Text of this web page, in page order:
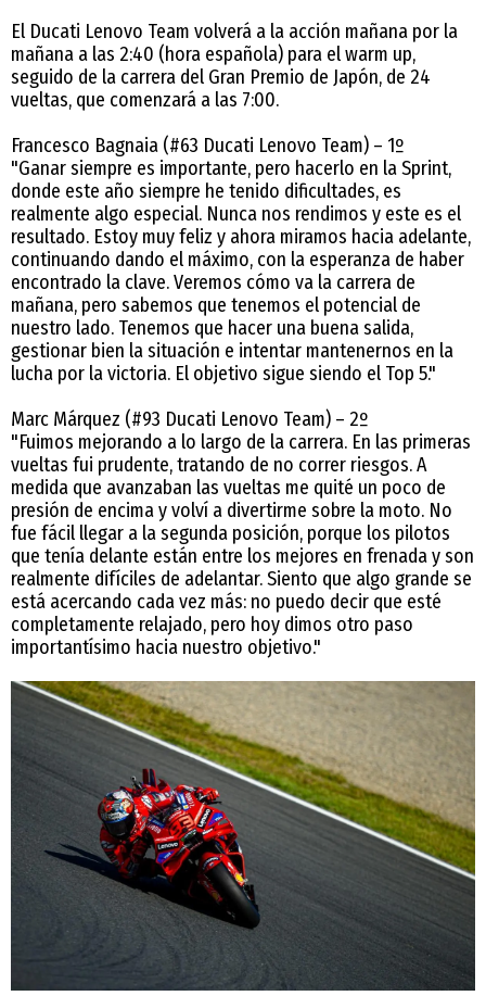
El Ducati Lenovo Team volverá a la acción mañana por la
mañana a las 2:40 (hora española) para el warm up,
seguido de la carrera del Gran Premio de Japón, de 24
vueltas, que comenzará a las 7:00.
Francesco Bagnaia (#63 Ducati Lenovo Team) – 1º
"Ganar siempre es importante, pero hacerlo en la Sprint,
donde este año siempre he tenido dificultades, es
realmente algo especial. Nunca nos rendimos y este es el
resultado. Estoy muy feliz y ahora miramos hacia adelante,
continuando dando el máximo, con la esperanza de haber
encontrado la clave. Veremos cómo va la carrera de
mañana, pero sabemos que tenemos el potencial de
nuestro lado. Tenemos que hacer una buena salida,
gestionar bien la situación e intentar mantenernos en la
lucha por la victoria. El objetivo sigue siendo el Top 5."
Marc Márquez (#93 Ducati Lenovo Team) – 2º
"Fuimos mejorando a lo largo de la carrera. En las primeras
vueltas fui prudente, tratando de no correr riesgos. A
medida que avanzaban las vueltas me quité un poco de
presión de encima y volví a divertirme sobre la moto. No
fue fácil llegar a la segunda posición, porque los pilotos
que tenía delante están entre los mejores en frenada y son
realmente difíciles de adelantar. Siento que algo grande se
está acercando cada vez más: no puedo decir que esté
completamente relajado, pero hoy dimos otro paso
importantísimo hacia nuestro objetivo."